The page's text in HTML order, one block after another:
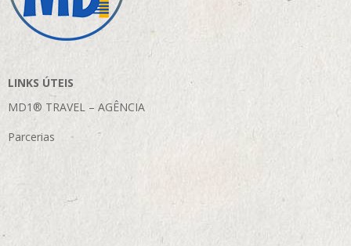
LINKS ÚTEIS
MD1® TRAVEL – AGÊNCIA
Parcerias